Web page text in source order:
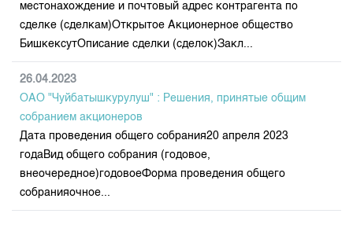
местонахождение и почтовый адрес контрагента по
сделке (сделкам)Открытое Акционерное общество
БишкексутОписание сделки (сделок)Закл...
26.04.2023
ОАО "Чуйбатышкурулуш" : Решения, принятые общим
собранием акционеров
Дата проведения общего собрания20 апреля 2023
годаВид общего собрания (годовое,
внеочередное)годовоеФорма проведения общего
собранияочное...